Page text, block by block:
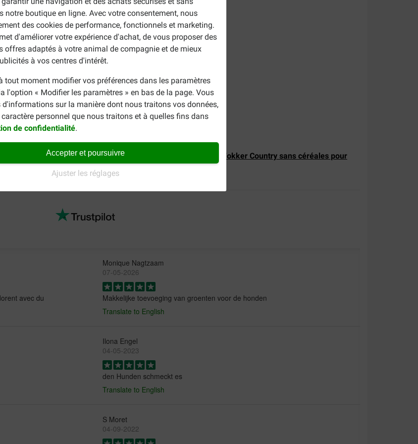
notre boutique en ligne. Avec votre consentement, nous
des cookies de performance, fonctionnels et marketing.
d'améliorer votre expérience d'achat, de vous proposer des
offres adaptés à votre animal de compagnie et de mieux
à vos centres d'intérêt.
tout moment modifier vos préférences dans les paramètres
l'option « Modifier les paramètres » en bas de la page. Vous
d'informations sur la manière dont nous traitons vos données,
personnel que nous traitons et à quelles fins dans
de confidentialité.
Accepter et poursuivre
Ajuster les réglages
pour chien
carottes (min. 1 %), blé (min. 33,5 %) et riz (min. 1,75 %).
contient ni conservateurs, no antioxydants artificiels.
(1,6 %), graisses brutes (2,5 %), eau (13 %).
plutôt un aliment complémentaire qui n'en contient pas ? Le
Fokker Country sans céréales pour
de nos produitsFokker croquettes pour chiens.
avec du
Monique Nagtzaam
07-05-2026
Makkelijke toevoeging van groenten voor de honden
Translate to English
Ilona Engel
04-05-2023
den Hunden schmeckt es
Translate to English
S Moret
04-09-2022